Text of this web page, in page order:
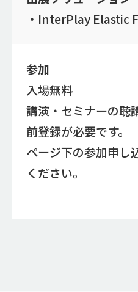
・InterPlay Elastic
参加
入場無料
講演・セミナーの聴
前登録が必要です。
ページ下の参加申し
ください。